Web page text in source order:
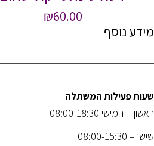
₪60.00
מידע נוסף
שעות פעילות המשתלה
ראשון – חמישי 08:00-18:30
שישי – 08:00-15:30